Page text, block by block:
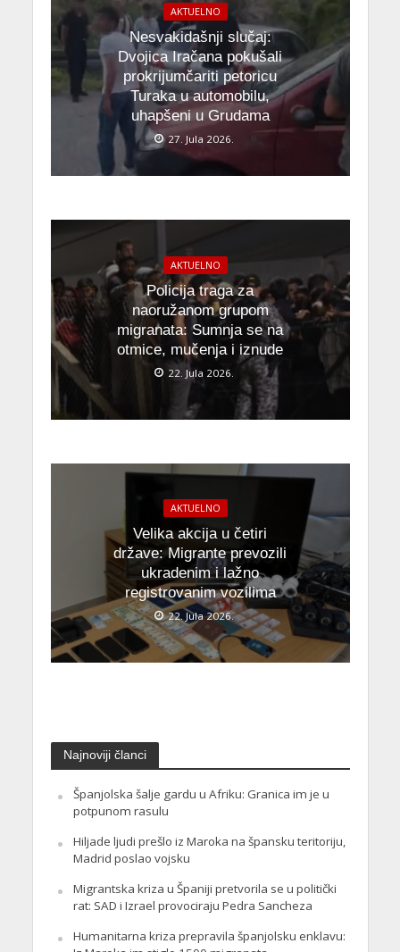
AKTUELNO
Nesvakidašnji slučaj:
Dvojica Iračana pokušali
prokrijumčariti petoricu
Turaka u automobilu,
uhapšeni u Grudama
27. Jula 2026.
AKTUELNO
Policija traga za
naoružanom grupom
migranata: Sumnja se na
otmice, mučenja i iznude
22. Jula 2026.
AKTUELNO
Velika akcija u četiri
države: Migrante prevozili
ukradenim i lažno
registrovanim vozilima
22. Jula 2026.
Najnoviji članci
Španjolska šalje gardu u Afriku: Granica im je u
potpunom rasulu
Hiljade ljudi prešlo iz Maroka na špansku teritoriju,
Madrid poslao vojsku
Migrantska kriza u Španiji pretvorila se u politički
rat: SAD i Izrael provociraju Pedra Sancheza
Humanitarna kriza prepravila španjolsku enklavu: